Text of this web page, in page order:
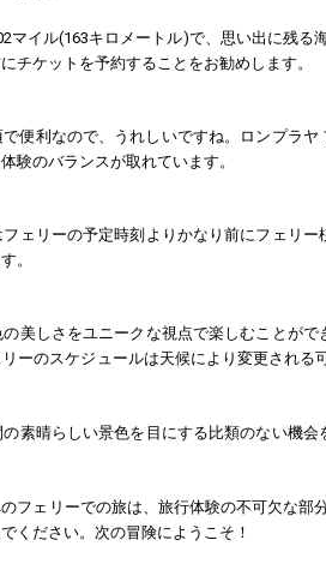
マイル(163キロメートル)で、思い出に残
チケットを予約することをお勧めします。
便利なので、うれしいですね。ロンプラ
験のバランスが取れています。
ェリーの予定時刻よりかなり前にフェリ
。
美しさをユニークな視点で楽しむことが
ーのスケジュールは天候により変更され
素晴らしい景色を目にする比類のない機
フェリーでの旅は、旅行体験の不可欠な
ください。次の冒険にようこそ！